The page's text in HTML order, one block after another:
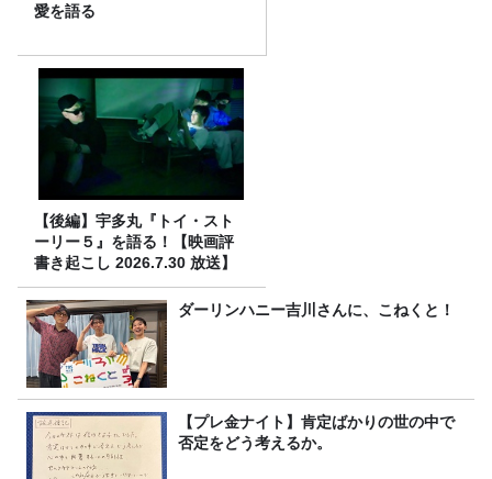
愛を語る
【後編】宇多丸『トイ・スト
ーリー５』を語る！【映画評
書き起こし 2026.7.30 放送】
ダーリンハニー吉川さんに、こねくと！
【プレ金ナイト】肯定ばかりの世の中で
否定をどう考えるか。